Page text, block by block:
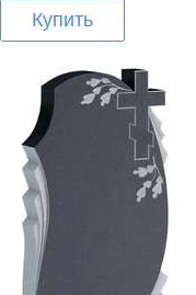
Купить